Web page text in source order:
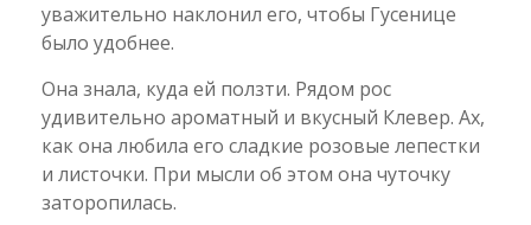
уважительно наклонил его, чтобы Гусенице
было удобнее.
Она знала, куда ей ползти. Рядом рос
удивительно ароматный и вкусный Клевер. Ах,
как она любила его сладкие розовые лепестки
и листочки. При мысли об этом она чуточку
заторопилась.